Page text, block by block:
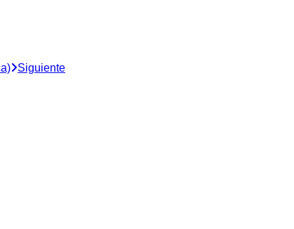
Siguiente